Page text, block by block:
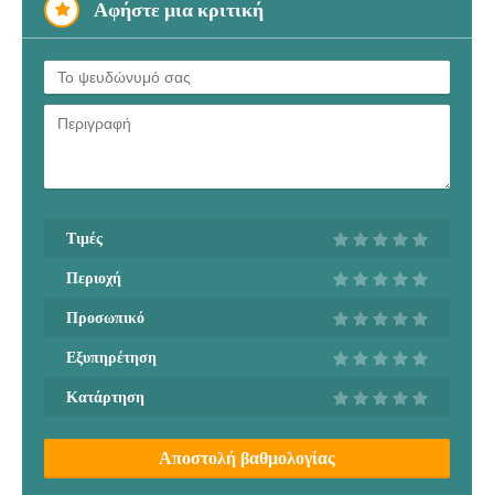
Αφήστε μια κριτική
Τιμές
Περιοχή
Προσωπικό
Εξυπηρέτηση
Κατάρτηση
Αποστολή βαθμολογίας